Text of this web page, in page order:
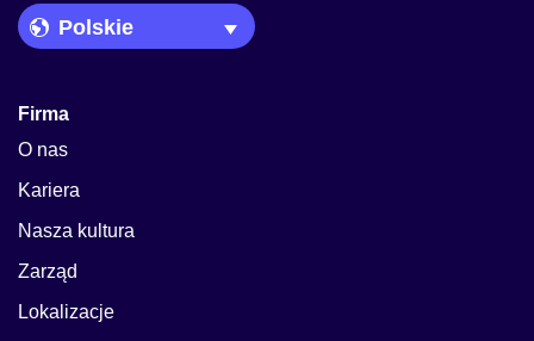
Language Picker
Firma
O nas
Kariera
Nasza kultura
Zarząd
Lokalizacje